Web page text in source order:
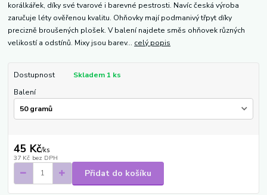
korálkářek, díky své tvarové i barevné pestrosti. Navíc česká výroba
zaručuje léty ověřenou kvalitu. Ohňovky mají podmanivý třpyt díky
precizně broušených plošek. V balení najdete směs ohňovek různých
velikostí a odstínů. Mixy jsou barev... celý popis
Dostupnost
Skladem 1 ks
Balení
45 Kč/ks
37 Kč bez DPH
Přidat do košíku